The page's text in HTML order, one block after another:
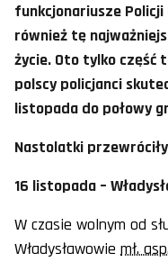
funkcjonariusze
również tę
życie. Oto tylko część
polscy policjanci
listopada do połowy
Nastolatki
16 listopada –
W czasie wolnym od
Władysławowie mł. asp.